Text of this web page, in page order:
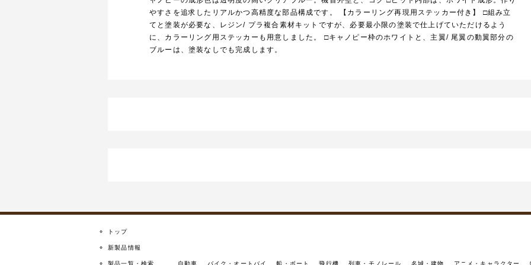
やすさを追求したリアルかつ高精度な部品構成です。 【カラーリング再現用ステッカー付き】 □組み立
てと塗装が必要な、レジン/ プラ複合素材キットですが、必要最小限の塗装で仕上げていただけるよう
に、カラーリング用ステッカーも用意しました。 □キャノピー枠のホワイトと、主翼/ 尾翼の動翼部分の
ブルーは、塗装なしでも完成します。
トップ
新製品情報
製品一覧・検索 自動車 バイク・オートバイ 船・ボート 飛行機 列車・モノレール 名城・建物 アニメ・キャラクター